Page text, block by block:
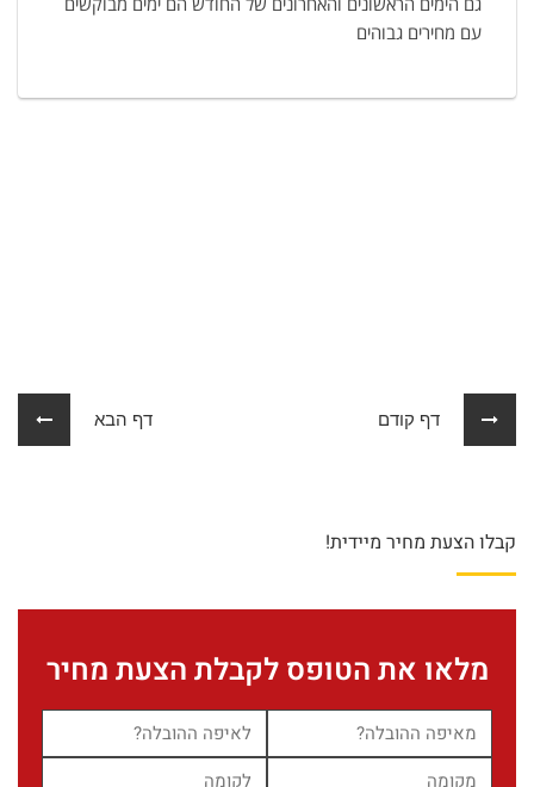
עם מחירים גבוהים
דף קודם דף הבא
קבלו הצעת מחיר מיידית!
מלאו את הטופס לקבלת הצעת מחיר